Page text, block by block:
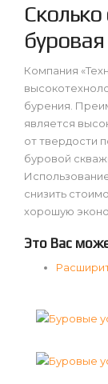
Компания
бурения.
является
от твердости
буровой
снизить
хорошую
Это Вас